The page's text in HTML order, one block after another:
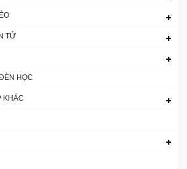
TỬ
HỌC
KHÁC